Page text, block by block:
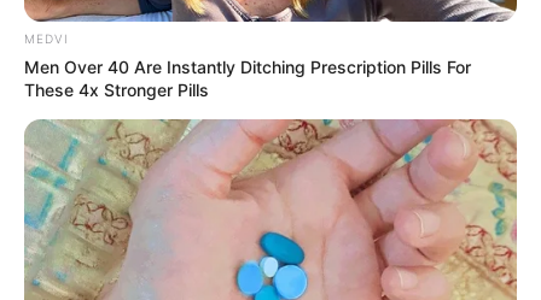
How They Made Little Simba Look So Lifelike in
'The Lion King'
MEDVI
Men Over 40 Are Instantly Ditching Prescription Pills For
These 4x Stronger Pills